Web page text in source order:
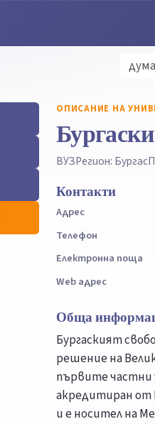
ОПИСАНИЕ НА
ВУЗРегион: Бургас
Контакти
Адрес
Телефон
Електронна поща
Web адрес
Обща
Бургаският
решение на
първите
акредитиран от
и е носител на